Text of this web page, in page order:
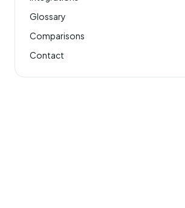
Glossary
Comparisons
Contact